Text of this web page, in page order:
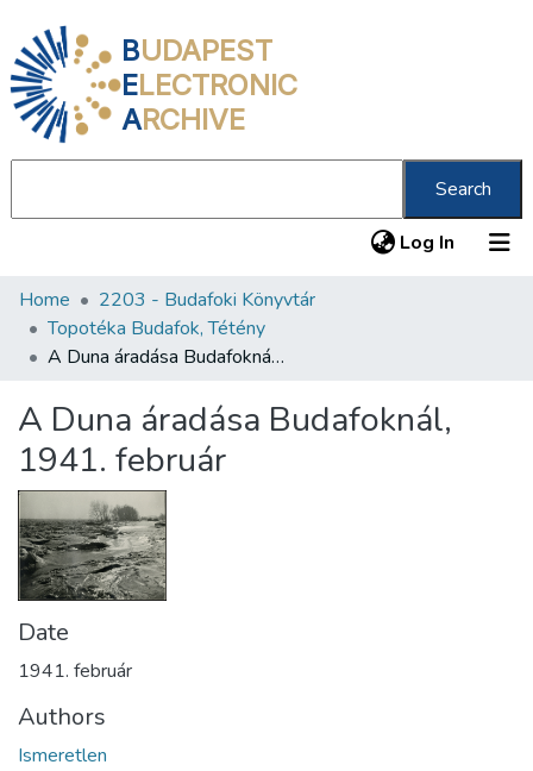
BUDAPEST
ELECTRONIC
ARCHIVE
Search
Log In (current)
Communities & Collections
All of DSpace
About us
Home
2203 - Budafoki Könyvtár
Topotéka Budafok, Tétény
A Duna áradása Budafoknál, 1941. február
A Duna áradása Budafoknál,
1941. február
Date
1941. február
Authors
Ismeretlen